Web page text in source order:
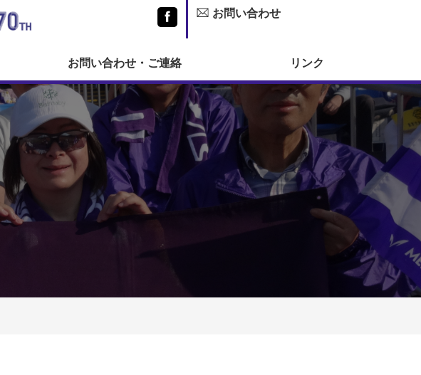
お問い合わせ・ご連絡 リンク
Facebookお問い合わせ